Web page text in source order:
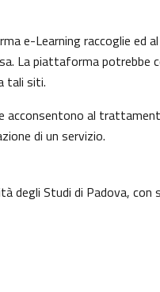
e-Learning raccoglie ed
La piattaforma potrebbe
tali siti.
al
di un servizio.
Studi di Padova, con